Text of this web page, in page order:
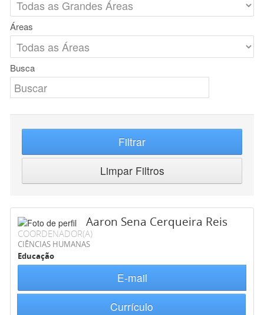
Áreas
Busca
Filtrar
Limpar Filtros
Aaron Sena Cerqueira Reis
COORDENADOR(A)
CIÊNCIAS HUMANAS
Educação
E-mail
Currículo